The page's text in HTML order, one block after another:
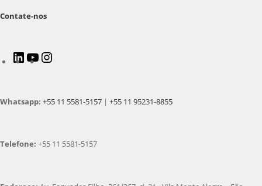
Contate-nos
LinkedInYoutube
Whatsapp: +55 11 5581-5157 | +55 11 95231-8855
Telefone: +55 11 5581-5157